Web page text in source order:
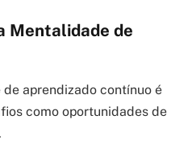
Mentalidade de
aprendizado contínuo é
como oportunidades de